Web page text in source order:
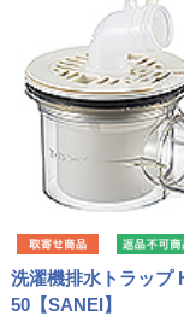
洗濯機排水トラップ
50【SANEI】